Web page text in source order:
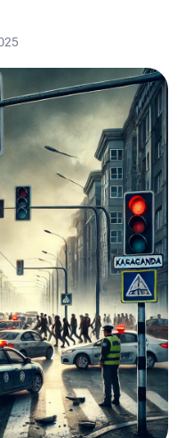
для
правила
прав